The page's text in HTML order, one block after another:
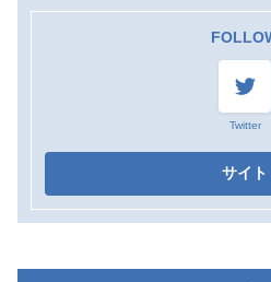
Twitter